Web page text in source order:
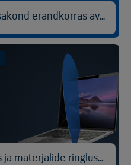
6.augustil on Haapsalu osakond erandkorras avatud kl 9.00-14.30.